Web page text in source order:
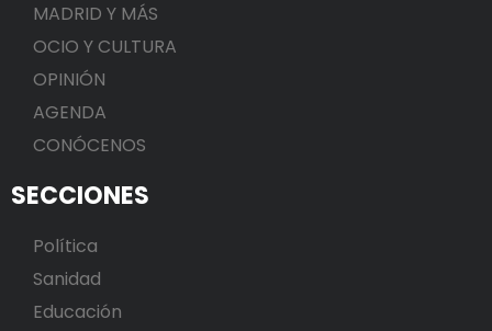
MADRID Y MÁS
OCIO Y CULTURA
OPINIÓN
AGENDA
CONÓCENOS
SECCIONES
Política
Sanidad
Educación